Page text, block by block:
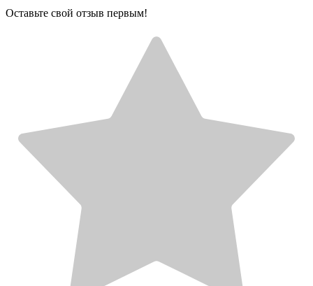
Оставьте свой отзыв первым!